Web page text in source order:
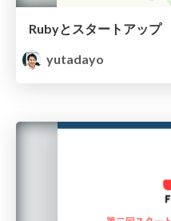
Rubyとスタートアップ
yutadayo